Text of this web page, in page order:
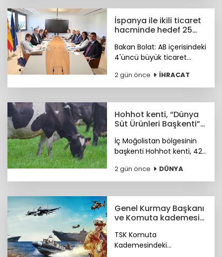
tek merkezde toplanacak.
İspanya ile ikili ticaret
hacminde hedef 25
Bakan Bolat: AB içerisindeki
4'üncü büyük ticaret
ikili ticaret hacmimizi orta
vadede yıllık 25 milyar
hedefliyoruz.
2 gün önce İHRACAT
Hohhot kenti, “Dünya
Süt Ürünleri Başkenti”
İç Moğolistan bölgesinin
başkenti Hohhot kenti, 42
büyüklüğündeki süt
ürünleri sektörüyle “Dünya
ünvanını kazandı.
2 gün önce DÜNYA
Genel Kurmay Başkanı
ve Komuta kademesi
TSK Komuta
Kademesindeki